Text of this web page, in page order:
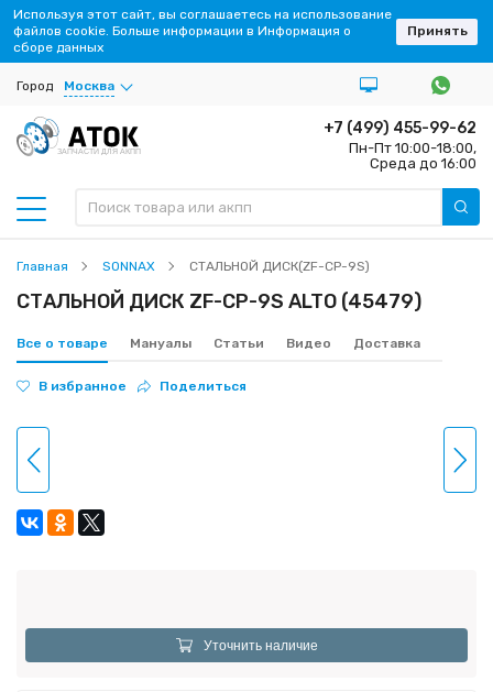
Город Москва
ЗАПЧАСТИ ДЛЯ АКПП
+7 (499) 455-99-62
Пн-Пт 10:00-18:00,
Среда до 16:00
Главная SONNAX СТАЛЬНОЙ ДИСК(ZF-CP-9S)
СТАЛЬНОЙ ДИСК ZF-CP-9S ALTO (45479)
Все о товаре Мануалы Статьи Видео Доставка
В избранное Поделиться
Уточнить наличие
Используя этот сайт, вы соглашаетесь на использование
файлов cookie. Больше информации в Информация о
сборе данных
Принять